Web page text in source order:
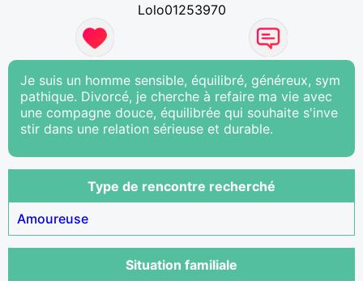
Lolo01253970
Je suis un homme sensible, équilibré, généreux, sym
pathique. Divorcé, je cherche à refaire ma vie avec
une compagne douce, équilibrée qui souhaite s'inve
stir dans une relation sérieuse et durable.
Type de rencontre recherché
Amoureuse
Situation familiale